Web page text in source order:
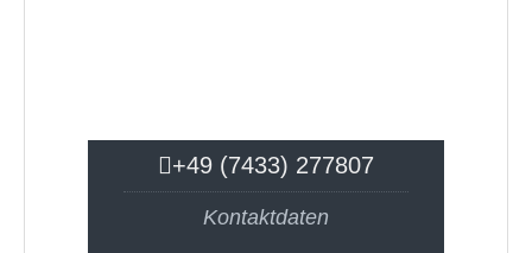
+49 (7433) 277807
Kontaktdaten